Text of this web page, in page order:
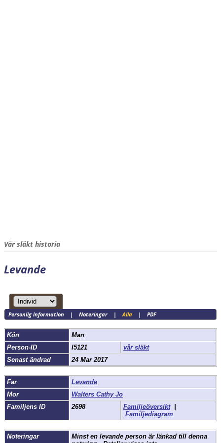
Vår släkt historia
Levande
Personlig information | Noteringar| Alla| PDF
Kön
Man
Person-ID
I5121
vår släkt
Senast ändrad
24 Mar 2017
Far
Levande
Mor
Walters Cathy Jo
Familjens ID
2698 Familjeöversikt|
Familjediagram
Noteringar
Minst en levande person är länkad till denna